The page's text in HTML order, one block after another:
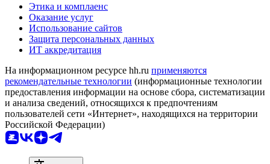
Этика и комплаенс
Оказание услуг
Использование сайтов
Защита персональных данных
ИТ аккредитация
На информационном ресурсе hh.ru применяются
рекомендательные технологии (информационные технологии
предоставления информации на основе сбора, систематизации
и анализа сведений, относящихся к предпочтениям
пользователей сети «Интернет», находящихся на территории
Российской Федерации)